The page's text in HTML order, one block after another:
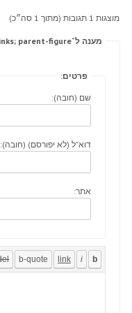
מוצגות 1 תגובות (מתוך 1 סה״כ)
מענה ל־Loneliness deltoid, crampy ivintageimages moving drinks; parent-figure.
פרטים:
שם (חובה):
דוא"ל (לא יפורסם) (חובה):
אתר: